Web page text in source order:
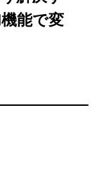
を仕上